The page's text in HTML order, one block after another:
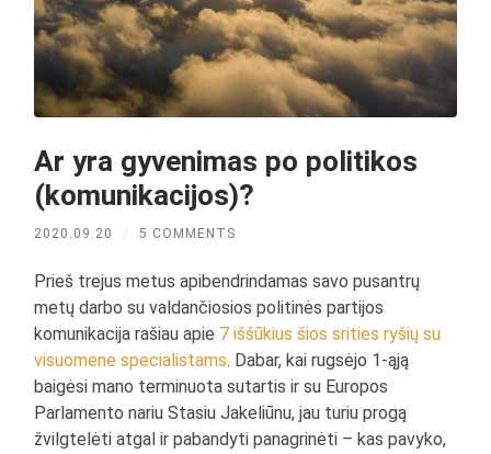
Ar yra gyvenimas po politikos
(komunikacijos)?
2020.09.20 / 5 COMMENTS
Prieš trejus metus apibendrindamas savo pusantrų
metų darbo su valdančiosios politinės partijos
komunikacija rašiau apie 7 iššūkius šios srities ryšių su
visuomene specialistams. Dabar, kai rugsėjo 1-ąją
baigėsi mano terminuota sutartis ir su Europos
Parlamento nariu Stasiu Jakeliūnu, jau turiu progą
žvilgtelėti atgal ir pabandyti panagrinėti – kas pavyko,